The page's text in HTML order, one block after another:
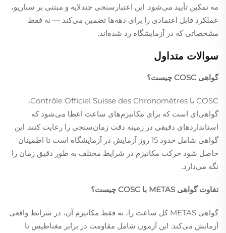
مه نمکین تأیید می‌شود. این اعتبارسنجی چندلایه و مبتنی بر سناریو،
عملکرد قابل اعتمادی را برای دهه‌ها تضمین می‌کند — نه فقط
مشخصاتی که در آزمایشگاه رد شده‌اند.
سوالات متداول
گواهی COSC چیست؟
COSC یا Contrôle Officiel Suisse des Chronomètres،
گواهی‌ای است که برای مکانیزم‌های ساعت اعطا می‌شود که
استانداردهای دقیقی در زمینه دقت زمان‌سنجی را رعایت کنند. این
گواهی شامل حدود 15 روز آزمایش در آزمایشگاه است تا اطمینان
حاصل شود حرکت مکانیزم در شرایط مختلف به طور دقیق زمان را
نگه می‌دارد.
تفاوت گواهی METAS با COSC چیست؟
گواهی METAS کل ساعت را، نه فقط مکانیزم آن، در شرایط واقعی
آزمایش می‌کند. این آزمون شامل مقاومت در برابر مغناطیس تا